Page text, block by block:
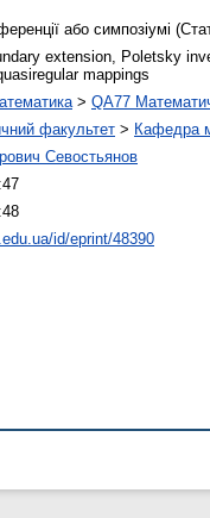
або симпозіумі
extension, Poletsky
mappings
> QA77
факультет > Кафедра
Севостьянов
id/eprint/48390